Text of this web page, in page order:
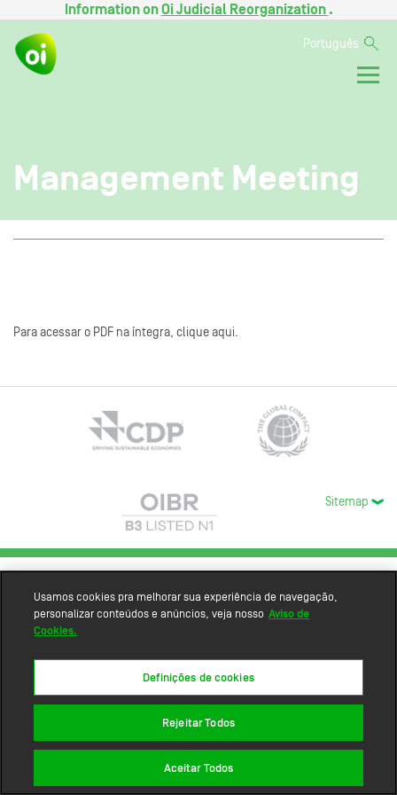
Information onOi Judicial Reorganization .
Português
Management Meeting
Para acessar o PDF na íntegra, clique aqui.
Sitemap
Usamos cookies pra melhorar sua experiência de navegação,
personalizar conteúdos e anúncios, veja nosso Aviso de
Cookies.
Definições de cookies
Rejeitar Todos
Aceitar Todos